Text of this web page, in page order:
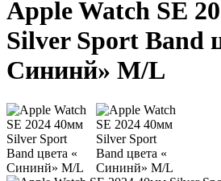
Apple Watch SE
Silver Sport Band
Сининй» M/L